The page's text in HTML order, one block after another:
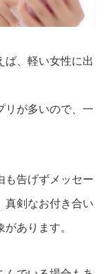
、 軽い女性に出
リが多いので、一
も告げずメッセー
真剣なお付き合い
あります。